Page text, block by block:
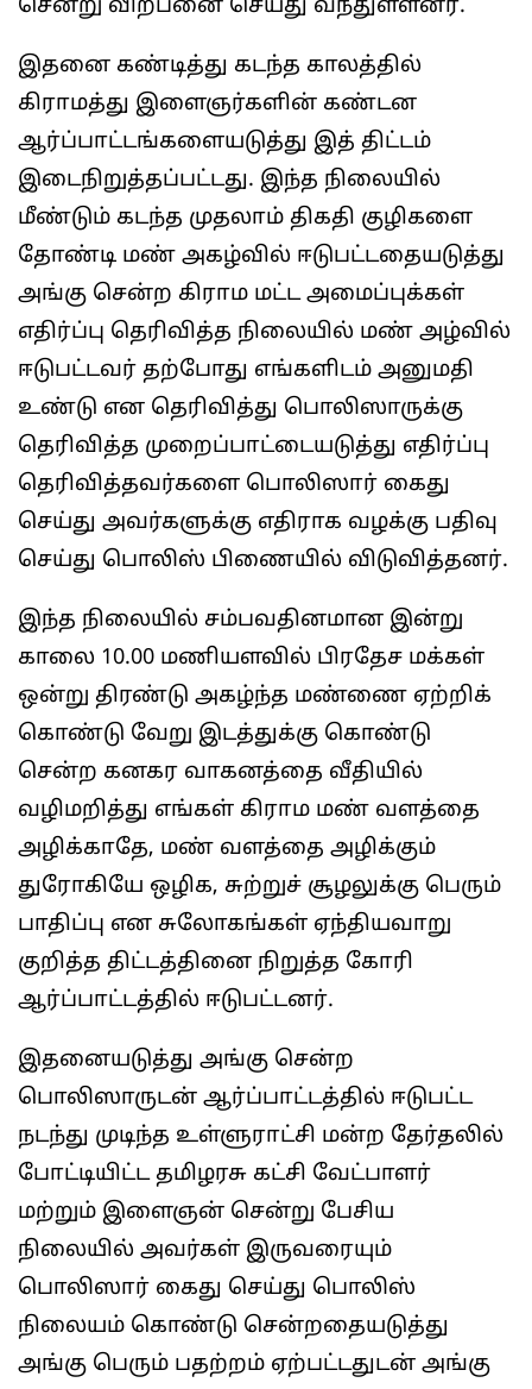
சென்று விற்பனை செய்து வந்துள்ளனர்.
இதனை கண்டித்து கடந்த காலத்தில்
கிராமத்து இளைஞர்களின் கண்டன
ஆர்ப்பாட்டங்களையடுத்து இத் திட்டம்
இடைநிறுத்தப்பட்டது. இந்த நிலையில்
மீண்டும் கடந்த முதலாம் திகதி குழிகளை
தோண்டி மண் அகழ்வில் ஈடுபட்டதையடுத்து
அங்கு சென்ற கிராம மட்ட அமைப்புக்கள்
எதிர்ப்பு தெரிவித்த நிலையில் மண் அழ்வில்
ஈடுபட்டவர் தற்போது எங்களிடம் அனுமதி
உண்டு என தெரிவித்து பொலிஸாருக்கு
தெரிவித்த முறைப்பாட்டையடுத்து எதிர்ப்பு
தெரிவித்தவர்களை பொலிஸார் கைது
செய்து அவர்களுக்கு எதிராக வழக்கு பதிவு
செய்து பொலிஸ் பிணையில் விடுவித்தனர்.
இந்த நிலையில் சம்பவதினமான இன்று
காலை 10.00 மணியளவில் பிரதேச மக்கள்
ஒன்று திரண்டு அகழ்ந்த மண்ணை ஏற்றிக்
கொண்டு வேறு இடத்துக்கு கொண்டு
சென்ற கனகர வாகனத்தை வீதியில்
வழிமறித்து எங்கள் கிராம மண் வளத்தை
அழிக்காதே, மண் வளத்தை அழிக்கும்
துரோகியே ஒழிக, சுற்றுச் சூழலுக்கு பெரும்
பாதிப்பு என சுலோகங்கள் ஏந்தியவாறு
குறித்த திட்டத்தினை நிறுத்த கோரி
ஆர்ப்பாட்டத்தில் ஈடுபட்டனர்.
இதனையடுத்து அங்கு சென்ற
பொலிஸாருடன் ஆர்ப்பாட்டத்தில் ஈடுபட்ட
நடந்து முடிந்த உள்ளுராட்சி மன்ற தேர்தலில்
போட்டியிட்ட தமிழரசு கட்சி வேட்பாளர்
மற்றும் இளைஞன் சென்று பேசிய
நிலையில் அவர்கள் இருவரையும்
பொலிஸார் கைது செய்து பொலிஸ்
நிலையம் கொண்டு சென்றதையடுத்து
அங்கு பெரும் பதற்றம் ஏற்பட்டதுடன் அங்கு